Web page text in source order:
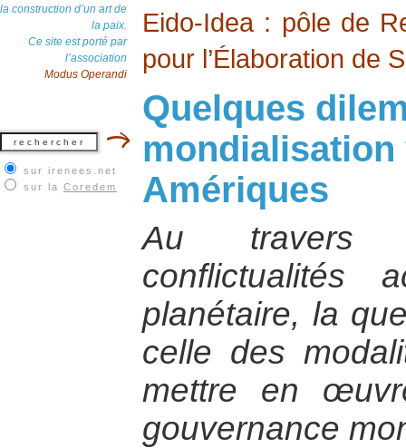
la construction d’un art de
la paix.
Ce site est porté par
l’association
Modus Operandi
sur irenees.net
sur la Coredem
Eido-Idea : pôle de
pour l’Élaboration de
Quelques
mondialisation
Amériques
Au travers
conflictualités
planétaire, la
celle des
mettre en
gouvernance